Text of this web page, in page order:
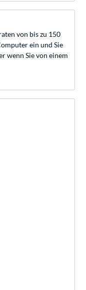
von bis zu 150
ein und Sie
wenn Sie von einem